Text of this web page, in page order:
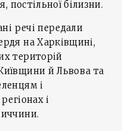
постільної білизни.
речі передали
на Харківщині,
територій
й Львова та
і
і